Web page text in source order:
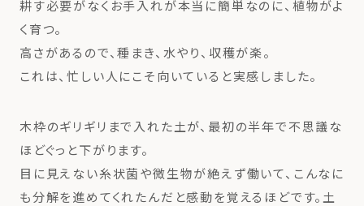
耕す必要がなくお手入れが本当に簡単なのに、植物がよ
く育つ。
高さがあるので、種まき、水やり、収穫が楽。
これは、忙しい人にこそ向いていると実感しました。
木枠のギリギリまで入れた土が、最初の半年で不思議な
ほどぐっと下がります。
目に見えない糸状菌や微生物が絶えず働いて、こんなに
も分解を進めてくれたんだと感動を覚えるほどです。土